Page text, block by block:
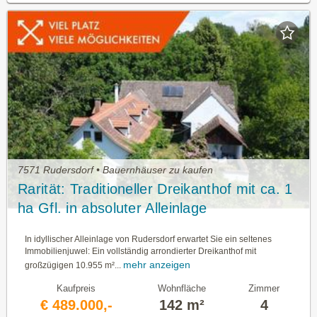
7571 Rudersdorf • Bauernhäuser zu kaufen
Rarität: Traditioneller Dreikanthof mit ca. 1
ha Gfl. in absoluter Alleinlage
In idyllischer Alleinlage von Rudersdorf erwartet Sie ein seltenes
Immobilienjuwel: Ein vollständig arrondierter Dreikanthof mit
großzügigen 10.955 m²...
mehr anzeigen
Kaufpreis
€ 489.000,-
Wohnfläche
142 m²
Zimmer
4